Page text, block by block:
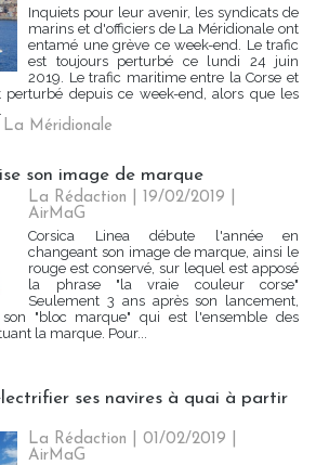
Inquiets pour leur avenir, les syndicats de
marins et d'officiers de La Méridionale ont
entamé une grève ce week-end. Le trafic
est toujours perturbé ce lundi 24 juin
2019. Le trafic maritime entre la Corse et
perturbé depuis ce week-end, alors que les
La Méridionale
son image de marque
La Rédaction | 19/02/2019
AirMaG
Corsica Linea débute l'année en
changeant son image de marque, ainsi le
rouge est conservé, sur lequel est apposé
la phrase "la vraie couleur corse"
Seulement 3 ans après son lancement,
son "bloc marque" qui est l'ensemble des
la marque. Pour...
ses navires à quai à partir
La Rédaction | 01/02/2019
AirMaG